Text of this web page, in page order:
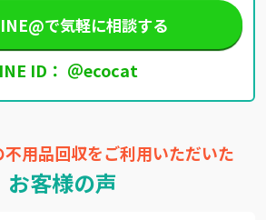
で気軽に相談する
ID： ＠ecocat
用品回収をご利用いただいた
お客様の声